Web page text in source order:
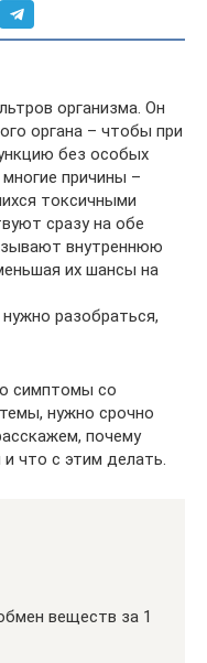
организма. Он
органа – чтобы при
без особых
причины –
токсичными
сразу на обе
внутреннюю
их шансы на
разобраться,
симптомы со
нужно срочно
почему
и что с этим делать.
веществ за 1